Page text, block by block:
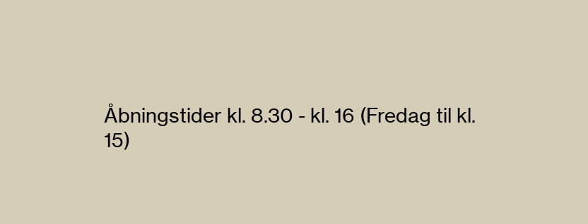
Åbningstider kl. 8.30 - kl. 16 (Fredag til kl.
15)